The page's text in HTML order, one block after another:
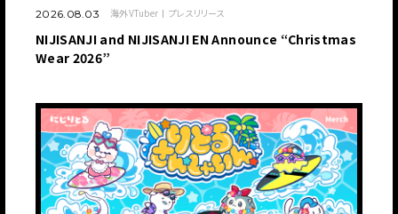
2026.08.03 海外VTuber プレスリリース
NIJISANJI and NIJISANJI EN Announce “Christmas
Wear 2026”